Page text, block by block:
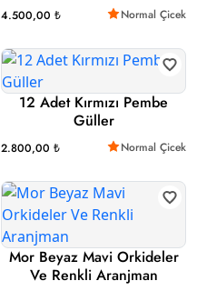
4.500,00 ₺ Normal Çicek
12 Adet Kırmızı Pembe
Güller
2.800,00 ₺ Normal Çicek
Mor Beyaz Mavi Orkideler
Ve Renkli Aranjman